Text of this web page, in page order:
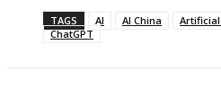
TAGS AI AI China
ChatGPT